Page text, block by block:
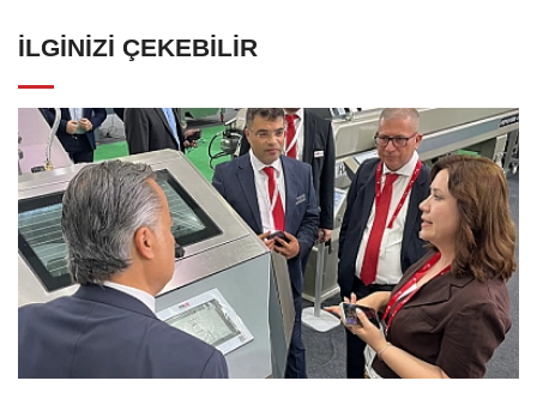
İLGINIZI ÇEKEBILIR